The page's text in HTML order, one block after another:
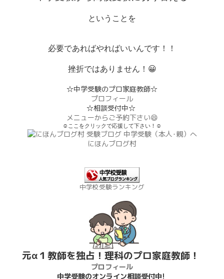
ということを
必要であればやればいいんです！！
挫折ではありません！😀
☆中学受験のプロ家庭教師☆
プロフィール
☆相談受付中☆
メニューからご予約下さい😄
☺ここをクリックで応援して下さい！☺
にほんブログ村
中学校受験ランキング
元α１教師を独占！理科のプロ家庭教師！
プロフィール
中学受験のオンライン相談受付中!